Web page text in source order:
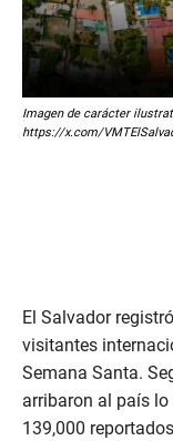
Imagen de carácter
https://x.com/
El Salvador
visitantes
Semana Santa.
arribaron al país lo
139,000